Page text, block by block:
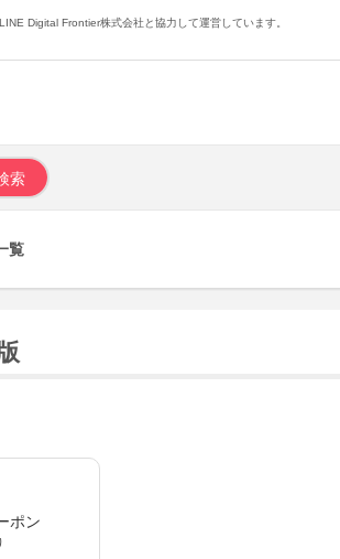
Digital Frontier株式会社と協力して運営しています。
覧
ポン